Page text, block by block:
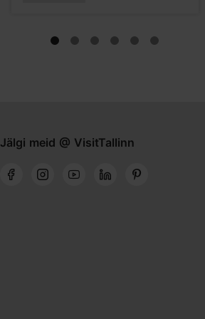
Jälgi meid @ VisitTallinn